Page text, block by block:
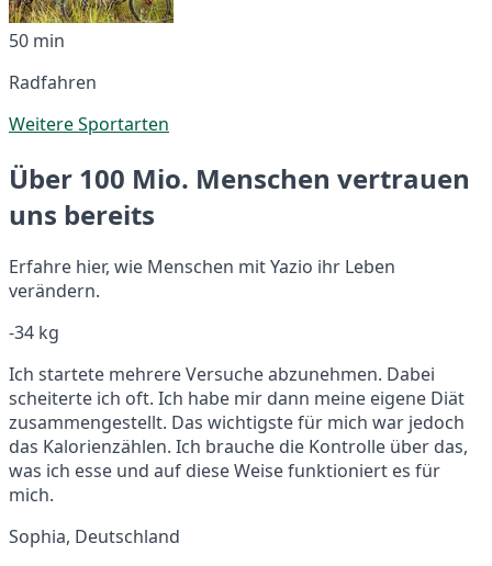
50 min
Radfahren
Weitere Sportarten
Über 100 Mio. Menschen vertrauen
uns bereits
Erfahre hier, wie Menschen mit Yazio ihr Leben
verändern.
-34 kg
Ich startete mehrere Versuche abzunehmen. Dabei
scheiterte ich oft. Ich habe mir dann meine eigene Diät
zusammengestellt. Das wichtigste für mich war jedoch
das Kalorienzählen. Ich brauche die Kontrolle über das,
was ich esse und auf diese Weise funktioniert es für
mich.
Sophia, Deutschland